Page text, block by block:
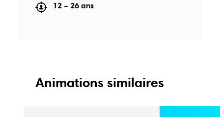
12 – 26 ans
Animations similaires